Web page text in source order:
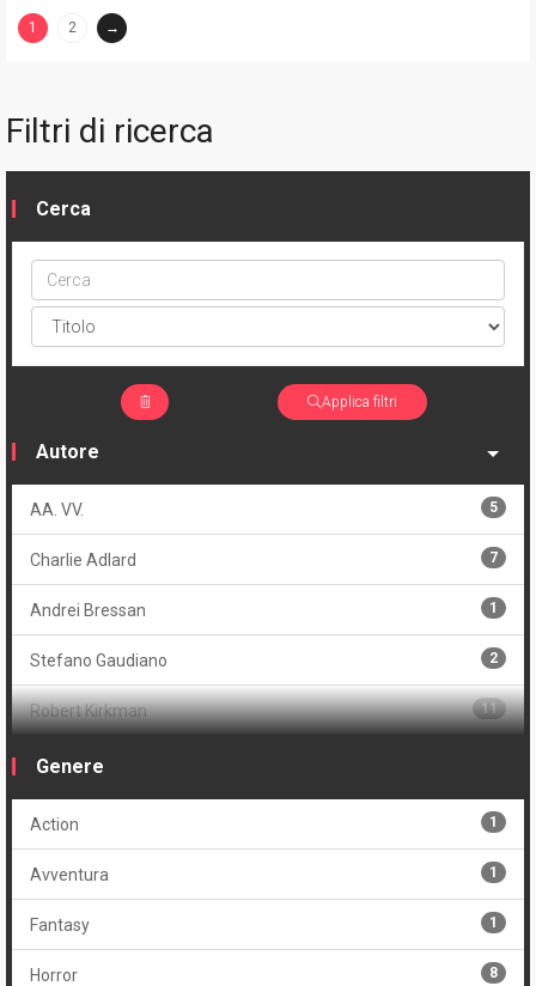
1
2 →
Filtri di ricerca
Cerca
Cerca
ptype
Applica filtri
Autore
AA. VV. 5
Charlie Adlard 7
Andrei Bressan 1
Stefano Gaudiano 2
Robert Kirkman 11
Dave McCaig
1
1
4
Genere
Action 1
Avventura 1
Fantasy 1
Horror 8